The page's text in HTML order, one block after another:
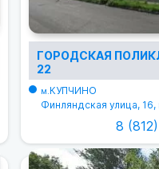
ГОРОДСКАЯ
22
м.КУПЧИНО
Финляндская улица, 16,
8